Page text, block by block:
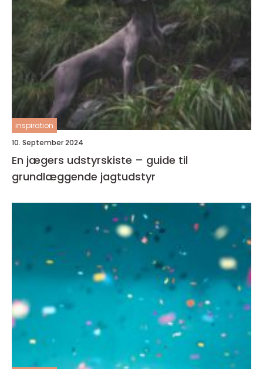
inspiration
10. September 2024
En jægers udstyrskiste – guide til
grundlæggende jagtudstyr